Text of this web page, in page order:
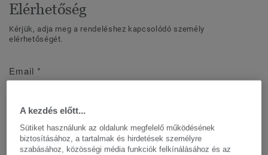
Elérhetőség
Kérjük, adja meg a rendeléshez kapcsolódó személy
elérhetőségét.
Email *
Név*
A kezdés előtt...
Sütiket használunk az oldalunk megfelelő működésének
biztosításához, a tartalmak és hirdetések személyre
szabásához, közösségi média funkciók felkínálásához és az